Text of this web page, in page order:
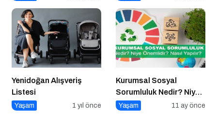
Yenidoğan Alışveriş
Listesi
Yaşam 1 yıl önce
Kurumsal Sosyal
Sorumluluk Nedir? Niye
Önemlidir? Kurumsal
Yaşam 11 ay önce